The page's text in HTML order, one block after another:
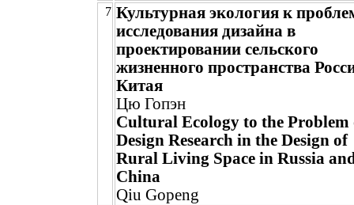
7 Культурная экология к
исследования дизайна в
проектировании сельского
жизненного пространства
Китая
Цю Гопэн
Cultural Ecology to the Problem
Design Research in the Design of
Rural Living Space in Russia
China
Qiu Gopeng